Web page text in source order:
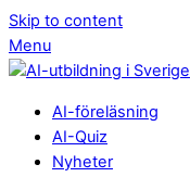
Skip to content
Menu
AI-föreläsning
AI-Quiz
Nyheter